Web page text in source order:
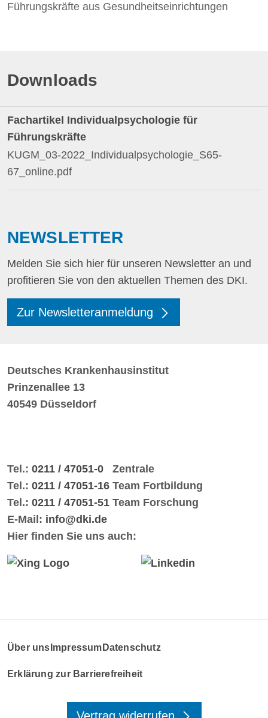
Führungskräfte aus Gesundheitseinrichtungen
Downloads
Fachartikel Individualpsychologie für
Führungskräfte
KUGM_03-2022_Individualpsychologie_S65-
67_online.pdf
NEWSLETTER
Melden Sie sich hier für unseren Newsletter an und
profitieren Sie von den aktuellen Themen des DKI.
Zur Newsletteranmeldung
Deutsches Krankenhausinstitut
Prinzenallee 13
40549 Düsseldorf
Tel.: 0211 / 47051-0 Zentrale
Tel.: 0211 / 47051-16 Team Fortbildung
Tel.: 0211 / 47051-51 Team Forschung
E-Mail: info@dki.de
Hier finden Sie uns auch:
Über uns Impressum Datenschutz
Erklärung zur Barrierefreiheit